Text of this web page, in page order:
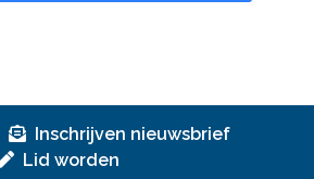
Inschrijven nieuwsbrief
Lid worden